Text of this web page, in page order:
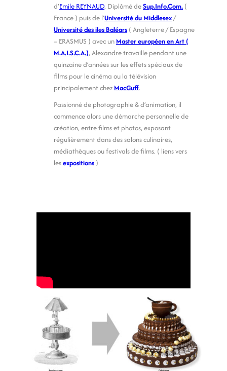
d’Emile REYNAUD. Diplômé deSup.Info.Com. (
France ) puis de l’Université du Middlesex/
Université des iles Baléars ( Angleterre / Espagne
– ERASMUS ) avec un Master européen en Art (
M.A.I.S.C.A.), Alexandre travaille pendant une
quinzaine d’années sur les effets spéciaux de
films pour le cinéma ou la télévision
principalement chez MacGuff.
Passionné de photographie & d’animation, il
commence alors une démarche personnelle de
création, entre films et photos, exposant
régulièrement dans des salons culinaires,
médiathèques ou festivals de films. ( liens vers
lesexpositions )